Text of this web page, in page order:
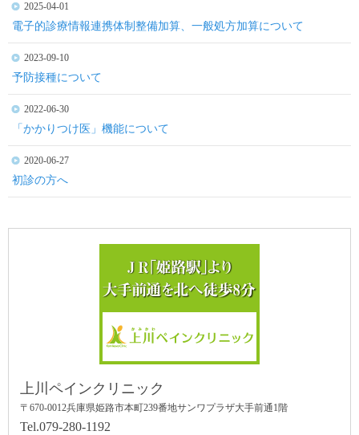
2025-04-01
電子的診療情報連携体制整備加算、一般処方加算について
2023-09-10
予防接種について
2022-06-30
「かかりつけ医」機能について
2020-06-27
初診の方へ
上川ペインクリニック
〒670-0012兵庫県姫路市本町239番地サンワプラザ大手前通1階
Tel.079-280-1192